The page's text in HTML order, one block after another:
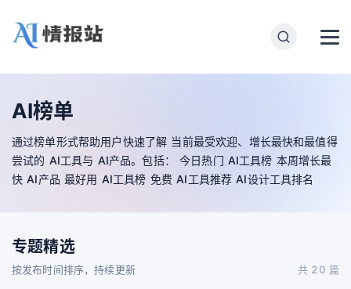
AI榜单
通过榜单形式帮助用户快速了解 当前最受欢迎、增长最快和最值得
尝试的 AI工具与 AI产品。包括： 今日热门 AI工具榜 本周增长最
快 AI产品 最好用 AI工具榜 免费 AI工具推荐 AI设计工具排名
专题精选
按发布时间排序，持续更新 共 20 篇